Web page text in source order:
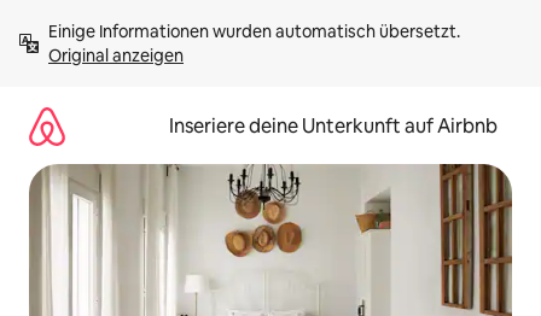
Inhalten
springenOriginal anzeigen
Inseriere deine Unterkunft auf Airbnb